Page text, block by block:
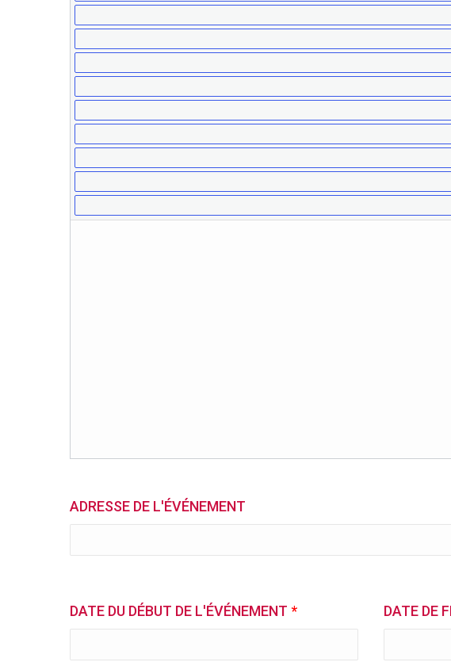
ADRESSE DE L'ÉVÉNEMENT
DATE DU DÉBUT DE L'ÉVÉNEMENT * DATE DE